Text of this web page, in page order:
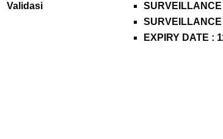
Validasi
SURVEILLANCE
SURVEILLANCE
EXPIRY DATE :